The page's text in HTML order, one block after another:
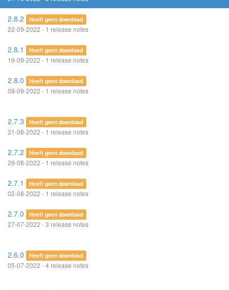
2.8.2 Heeft geen download
22-09-2022 - 1 release notes
2.8.1 Heeft geen download
19-09-2022 - 1 release notes
2.8.0 Heeft geen download
08-09-2022 - 1 release notes
2.7.3 Heeft geen download
31-08-2022 - 1 release notes
2.7.2 Heeft geen download
29-08-2022 - 1 release notes
2.7.1 Heeft geen download
02-08-2022 - 1 release notes
2.7.0 Heeft geen download
27-07-2022 - 3 release notes
2.6.0 Heeft geen download
05-07-2022 - 4 release notes